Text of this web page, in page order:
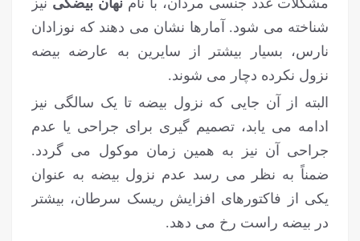
مشکلات غدد جنسی مردان، با نام نهان بیضگی نیز
شناخته می شود. آمارها نشان می دهند که نوزادان
نارس، بسیار بیشتر از سایرین به عارضه بیضه
نزول نکرده دچار می شوند.
البته از آن جایی که نزول بیضه تا یک سالگی نیز
ادامه می یابد، تصمیم گیری برای جراحی یا عدم
جراحی آن نیز به همین زمان موکول می گردد.
ضمناً به نظر می رسد عدم نزول بیضه به عنوان
یکی از فاکتورهای افزایش ریسک سرطان، بیشتر
در بیضه راست رخ می دهد.